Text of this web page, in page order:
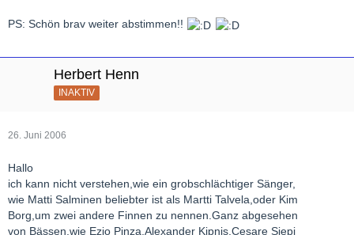
PS: Schön brav weiter abstimmen!!
Herbert Henn
INAKTIV
26. Juni 2006
Hallo
ich kann nicht verstehen,wie ein grobschlächtiger Sänger,
wie Matti Salminen beliebter ist als Martti Talvela,oder Kim
Borg,um zwei andere Finnen zu nennen.Ganz abgesehen
von Bässen,wie Ezio Pinza,Alexander Kipnis,Cesare Siepi